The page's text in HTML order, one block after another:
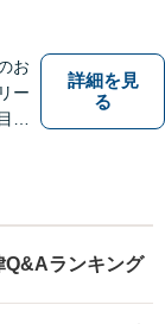
お
ー
指
詳細を見
る
Q&Aランキング